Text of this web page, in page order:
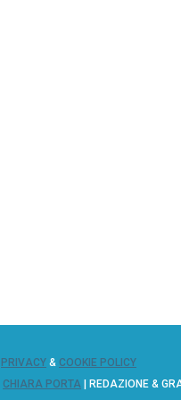
PRIVACY & COOKIE POLICY
CHIARA PORTA | REDAZIONE &